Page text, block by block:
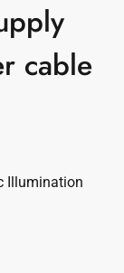
cable
Illumination